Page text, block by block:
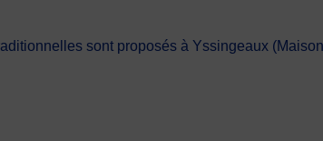
sont proposés à Yssingeaux